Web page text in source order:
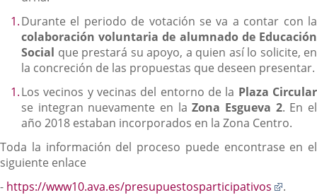
Durante el periodo de votación se va a contar con la
colaboración voluntaria de alumnado de Educación
Social que prestará su apoyo, a quien así lo solicite, en
la concreción de las propuestas que deseen presentar.
Los vecinos y vecinas del entorno de la Plaza Circular
se integran nuevamente en laZona Esgueva 2. En el
año 2018 estaban incorporados en la Zona Centro.
Toda la información del proceso puede encontrase en el
siguiente enlace
- https://www10.ava.es/presupuestosparticipativos
Enlace
.